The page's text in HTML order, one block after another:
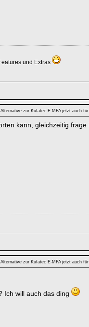
und Extras
zur Kufatec E-MFA jetzt auch
kann, gleichzeitig frage
zur Kufatec E-MFA jetzt auch
Ich will auch das ding